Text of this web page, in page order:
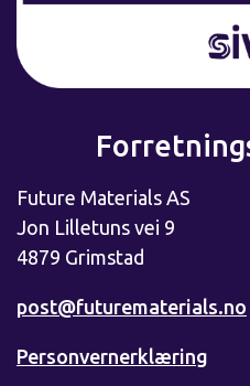
Future Materials AS
Jon Lilletuns vei 9
4879 Grimstad
post@futurematerials.no
Personvernerklæring